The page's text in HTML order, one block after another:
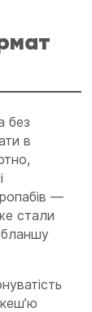
без
в
—
стали